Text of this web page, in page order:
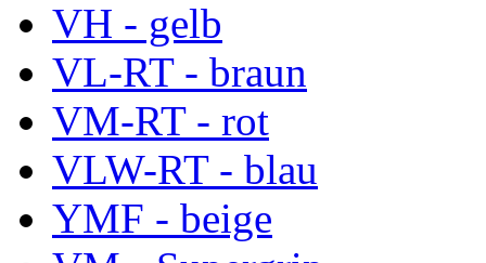
VH - gelb
VL-RT - braun
VM-RT - rot
VLW-RT - blau
YMF - beige